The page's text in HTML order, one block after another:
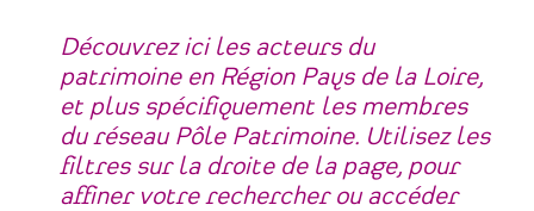
Découvrez ici les acteurs du
patrimoine en Région Pays de la Loire,
et plus spécifiquement les membres
du réseau Pôle Patrimoine. Utilisez les
filtres sur la droite de la page, pour
affiner votre rechercher ou accéder